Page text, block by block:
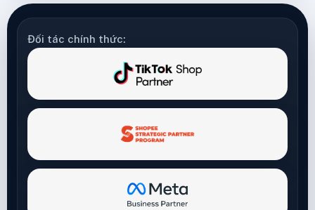
Đối tác chính thức: